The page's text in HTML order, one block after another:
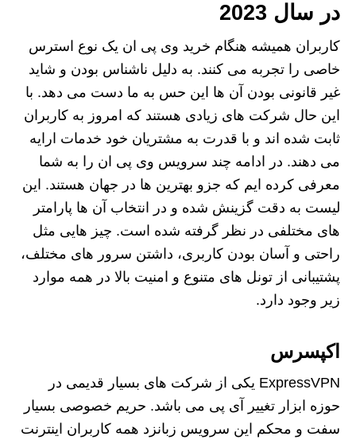
در سال 2023
کاربران همیشه هنگام خرید وی پی ان یک نوع استرس
خاصی را تجربه می کنند. به دلیل ناشناس بودن و شاید
غیر قانونی بودن آن ها این حس به ما دست می دهد. با
این حال شرکت های زیادی هستند که امروز به کاربران
ثابت شده اند و با قدرت به مشتریان خود خدمات ارایه
می دهند. در ادامه چند سرویس وی پی ان را به شما
معرفی کرده ایم که جزو بهترین ها در جهان هستند. این
لیست به دقت گزینش شده و در انتخاب آن ها پارامتر
های مختلفی در نظر گرفته شده است. چیز هایی مثل
راحتی و آسان بودن کاربری، داشتن سرور های مختلف،
پشتیبانی از تونل های متنوع و امنیت بالا در همه موارد
زیر وجود دارد.
اکپسرس
ExpressVPN یکی از شرکت های بسیار قدیمی در
حوزه ابزار تغییر آی پی می باشد. حریم خصوصی بسیار
سفت و محکم این سرویس زبانزد همه کاربران اینترنت